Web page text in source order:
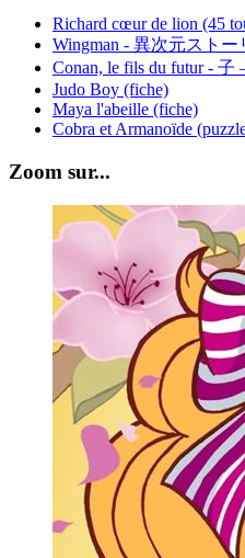
Richard cœur de lion (45
Wingman - 異次元ストー
Conan, le fils du futur -
Judo Boy (fiche)
Maya l'abeille (fiche)
Cobra et Armanoïde
Zoom sur...